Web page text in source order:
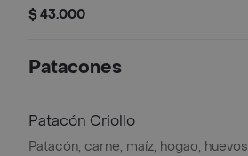
salsas de la casa, queso costeño,
$ 43.000
Patacones
Patacón Criollo
Patacón, carne, maíz, hogao, huevos